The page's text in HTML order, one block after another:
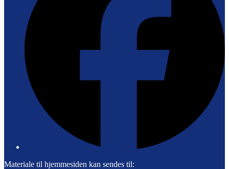
Materiale til hjemmesiden kan sendes til: